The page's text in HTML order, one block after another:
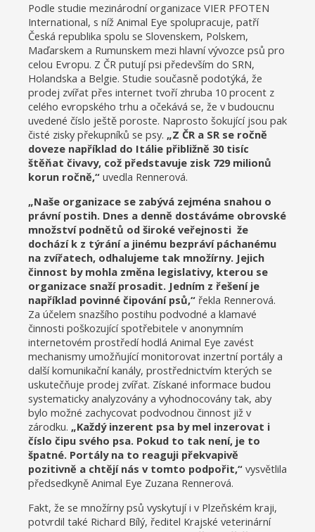
Podle studie mezinárodní organizace VIER PFOTEN
International, s níž Animal Eye spolupracuje, patří
Česká republika spolu se Slovenskem, Polskem,
Maďarskem a Rumunskem mezi hlavní vývozce psů pro
celou Evropu. Z ČR putují psi především do SRN,
Holandska a Belgie. Studie současně podotýká, že
prodej zvířat přes internet tvoří zhruba 10 procent z
celého evropského trhu a očekává se, že v budoucnu
uvedené číslo ještě poroste. Naprosto šokující jsou pak
čisté zisky překupníků se psy. „Z ČR a SR se ročně
doveze například do Itálie přibližně 30 tisíc
štěňat čivavy, což představuje zisk 729 milionů
korun ročně,“ uvedla Rennerová.
„Naše organizace se zabývá zejména snahou o
právní postih. Dnes a denně dostáváme obrovské
množství podnětů od široké veřejnosti že
dochází k z týrání a jinému bezpráví páchanému
na zvířatech, odhalujeme tak množírny. Jejich
činnost by mohla změna legislativy, kterou se
organizace snaží prosadit. Jedním z řešení je
například povinné čipování psů,“ řekla Rennerová.
Za účelem snazšího postihu podvodné a klamavé
činnosti poškozující spotřebitele v anonymním
internetovém prostředí hodlá Animal Eye zavést
mechanismy umožňující monitorovat inzertní portály a
další komunikační kanály, prostřednictvím kterých se
uskutečňuje prodej zvířat. Získané informace budou
systematicky analyzovány a vyhodnocovány tak, aby
bylo možné zachycovat podvodnou činnost již v
zárodku. „Každý inzerent psa by mel inzerovat i
číslo čipu svého psa. Pokud to tak není, je to
špatné. Portály na to reaguji překvapivě
pozitivně a chtějí nás v tomto podpořit,“ vysvětlila
předsedkyně Animal Eye Zuzana Rennerová.
Fakt, že se množírny psů vyskytují i v Plzeňském kraji,
potvrdil také Richard Bílý, ředitel Krajské veterinární